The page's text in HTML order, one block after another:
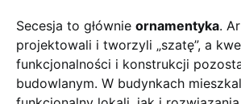
Secesja to głównie ornamentyka.
projektowali i tworzyli „szatę”, a
funkcjonalności i konstrukcji
budowlanym. W budynkach